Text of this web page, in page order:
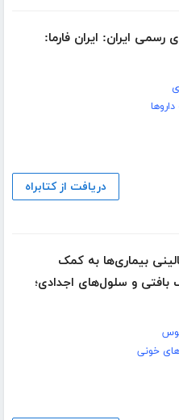
رسمی ایران: ایران فارما:
دریافت از کتابراه
بیماری‌ها به کمک
و سلول‌های اجدادی؛
خونی